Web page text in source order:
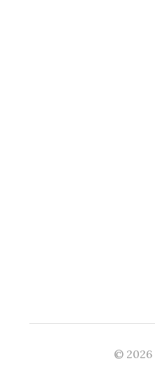
© 2026